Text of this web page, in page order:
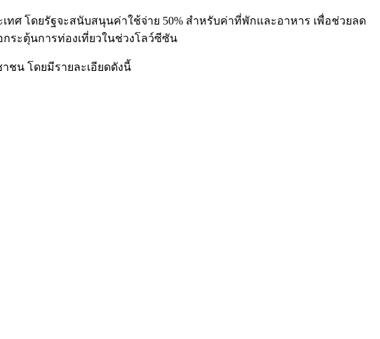
เทศ โดยรัฐจะสนับสนุนค่าใช้จ่าย 50% สำหรับค่าที่พักและอาหาร เพื่อช่วยลด
กระตุ้นการท่องเที่ยวในช่วงโลว์ซีซัน
ชน โดยมีรายละเอียดดังนี้